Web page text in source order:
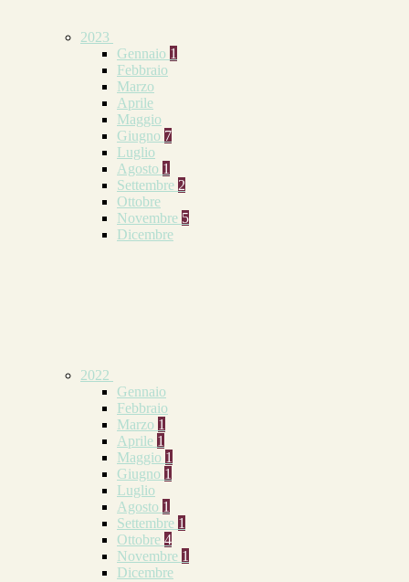
2023
Gennaio 1
Febbraio
Marzo
Aprile
Maggio
Giugno 7
Luglio
Agosto 1
Settembre 2
Ottobre
Novembre 5
Dicembre
2022
Gennaio
Febbraio
Marzo 1
Aprile 1
Maggio 1
Giugno 1
Luglio
Agosto 1
Settembre 1
Ottobre 4
Novembre 1
Dicembre